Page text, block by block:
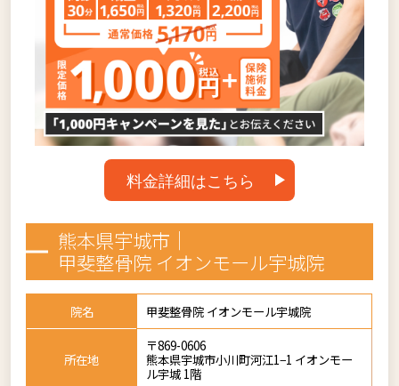
料金詳細はこちら
熊本県宇城市｜
甲斐整骨院 イオンモール宇城院
院名 甲斐整骨院 イオンモール宇城院
所在地
〒869-0606
熊本県宇城市小川町河江1−1 イオンモー
ル宇城 1階